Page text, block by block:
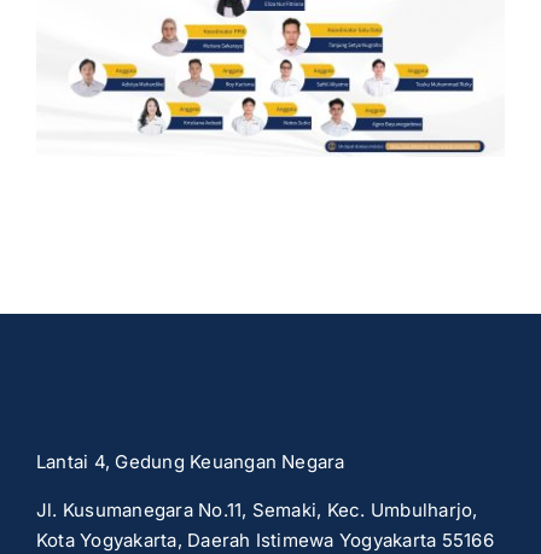
Laporan
(DIP) Daftar Informasi Publik
FOR:
Lantai 4, Gedung Keuangan Negara
Jl. Kusumanegara No.11, Semaki, Kec. Umbulharjo,
Kota Yogyakarta, Daerah Istimewa Yogyakarta 55166